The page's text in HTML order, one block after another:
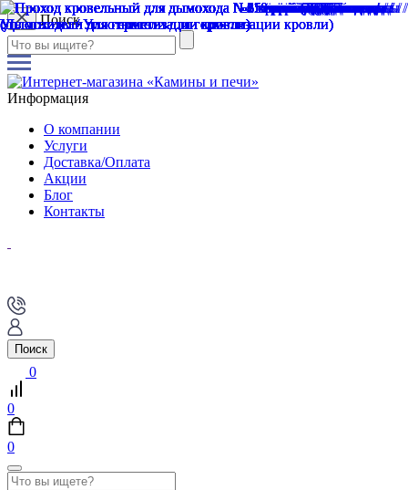
Поиск
Информация
О компании
Услуги
Доставка/Оплата
Акции
Блог
Контакты
Поиск
0
0
0